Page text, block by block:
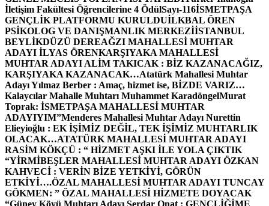
İletişim Fakültesi Öğrencilerine 4 ÖdülSayı-116İSMETPAŞA
GENÇLİK PLATFORMU KURULDUİLKBAL ÖREN
PSİKOLOG VE DANIŞMANLIK MERKEZİİSTANBUL
BEYLİKDÜZÜ DEREAĞZI MAHALLESİ MUHTAR
ADAYI İLYAS ÖRENKARŞIYAKA MAHALLESİ
MUHTAR ADAYI ALİM TAKICAK : BİZ KAZANACAĞIZ,
KARŞIYAKA KAZANACAK…Atatürk Mahallesi Muhtar
Adayı Yılmaz Berber : Amaç, hizmet ise, BİZDE VARIZ…
Kalaycılar Mahalle Muhtarı Muhammet KaradöngelMurat
Toprak: İSMETPAŞA MAHALLESİ MUHTAR
ADAYIYIM”Menderes Mahallesi Muhtar Adayı Nurettin
Elieyioğlu : EK İŞİMİZ DEĞİL, TEK İŞİMİZ MUHTARLIK
OLACAK…ATATÜRK MAHALLESİ MUHTAR ADAYI
RASİM KÖKÇÜ : “ HİZMET AŞKI İLE YOLA ÇIKTIK
“YİRMİBEŞLER MAHALLESİ MUHTAR ADAYI ÖZKAN
KAHVECİ : VERİN BİZE YETKİYİ, GÖRÜN
ETKİYİ….ÖZAL MAHALLESİ MUHTAR ADAYI TUNCAY
GÖKMEN: ” ÖZAL MAHALLESİ HİZMETE DOYACAK
“Güney Köyü Muhtarı Adayı Serdar Onat : GENÇLİĞİME